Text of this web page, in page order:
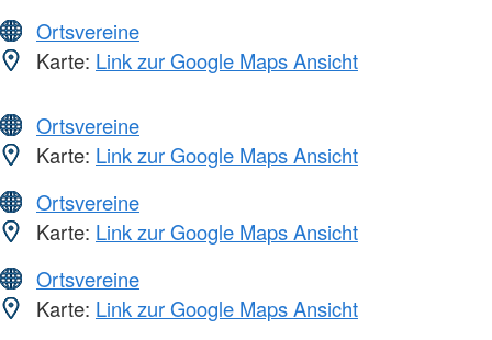
Ortsvereine
Karte: Link zur Google Maps Ansicht
Ortsvereine
Karte: Link zur Google Maps Ansicht
Ortsvereine
Karte: Link zur Google Maps Ansicht
Ortsvereine
Karte: Link zur Google Maps Ansicht